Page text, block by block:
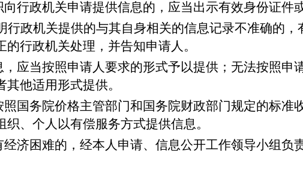
行政机关申请提供信息的，应当出示有效身份证件
行政机关提供的与其自身相关的信息记录不准确的
行政机关处理，并告知申请人。
应当按照申请人要求的形式予以提供；无法按照申
他适用形式提供。
国务院价格主管部门和国务院财政部门规定的标准
、个人以有偿服务方式提供信息。
济困难的，经本人申请、信息公开工作领导小组负